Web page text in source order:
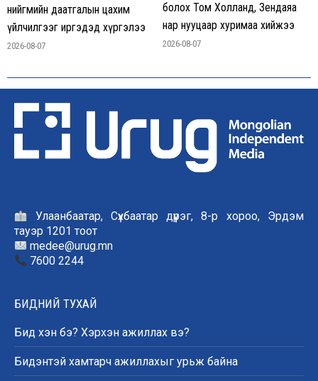
нийгмийн даатгалын цахим
үйлчилгээг иргэдэд хүргэлээ
2026-08-07
болох Том Холланд, Зендаяа
нар нууцаар хуримаа хийжээ
2026-08-07
Улаанбаатар, Сүхбаатар дүүрэг, 8-р хороо, Эрдэм
тауэр 1201 тоот
medee@urug.mn
7600 2244
БИДНИЙ ТУХАЙ
Бид хэн бэ? Хэрхэн ажиллах вэ?
Бидэнтэй хамтарч ажиллахыг урьж байна